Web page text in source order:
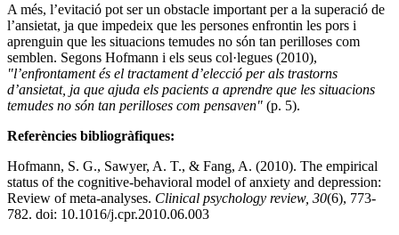
A més, l’evitació pot ser un obstacle important per a la superació de
l’ansietat, ja que impedeix que les persones enfrontin les pors i
aprenguin que les situacions temudes no són tan perilloses com
semblen. Segons Hofmann i els seus col·legues (2010),
"l’enfrontament és el tractament d’elecció per als trastorns
d’ansietat, ja que ajuda els pacients a aprendre que les situacions
temudes no són tan perilloses com pensaven" (p. 5).
Referències bibliogràfiques:
Hofmann, S. G., Sawyer, A. T., & Fang, A. (2010). The empirical
status of the cognitive-behavioral model of anxiety and depression:
Review of meta-analyses. Clinical psychology review, 30(6), 773-
782. doi: 10.1016/j.cpr.2010.06.003